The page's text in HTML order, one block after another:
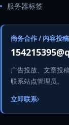
服务器标签
商务合作 / 内容投稿
广告投放、文章投
联系站点管理员。
立即联系